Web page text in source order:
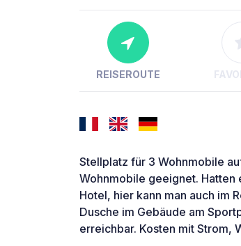
REISEROUTE
Stellplatz für 3 Wohnmobile
Wohnmobile geeignet. Hatten
Hotel, hier kann man auch im
Dusche im Gebäude am
erreichbar. Kosten mit Strom,